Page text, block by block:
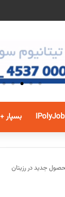
IPolyJob بسپار +